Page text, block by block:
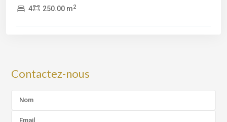
4 250.00 m2
Contactez-nous